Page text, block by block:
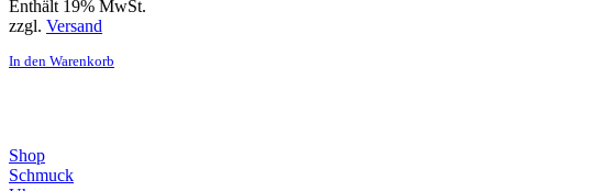
Enthält 19% MwSt.
zzgl. Versand
In den Warenkorb
Shop
Schmuck